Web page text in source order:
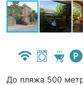
До пляжа 500